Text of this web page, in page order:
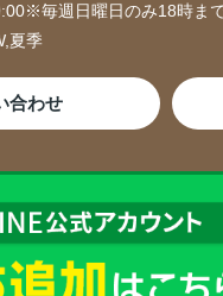
毎週日曜日のみ18時ま
夏季
合わせ